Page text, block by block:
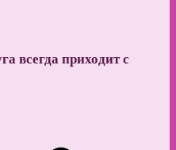
всегда приходит с